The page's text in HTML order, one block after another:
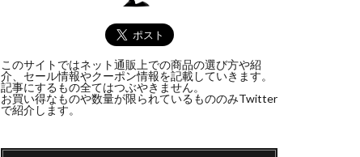
このサイトではネット通販上での商品の選び方や紹
介、セール情報やクーポン情報を記載していきます。
記事にするもの全てはつぶやきません。
お買い得なものや数量が限られているもののみTwitter
で紹介します。